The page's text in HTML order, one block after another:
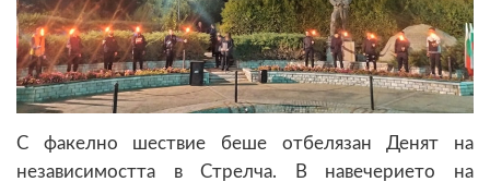
С факелно шествие беше отбелязан Денят на
независимостта в Стрелча. В навечерието на